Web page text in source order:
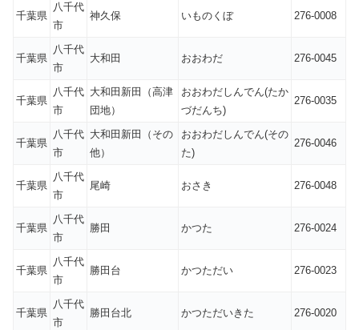
千葉県
八千代
市
神久保 いものくぼ 276-0008
千葉県
八千代
市
大和田 おおわだ 276-0045
千葉県
八千代
市
大和田新田（高津
団地）
おおわだしんでん(たか
づだんち)
276-0035
千葉県
八千代
市
大和田新田（その
他）
おおわだしんでん(その
た)
276-0046
千葉県
八千代
市
尾崎 おさき 276-0048
千葉県
八千代
市
勝田 かつた 276-0024
千葉県
八千代
市
勝田台 かつただい 276-0023
千葉県
八千代
市
勝田台北 かつただいきた 276-0020